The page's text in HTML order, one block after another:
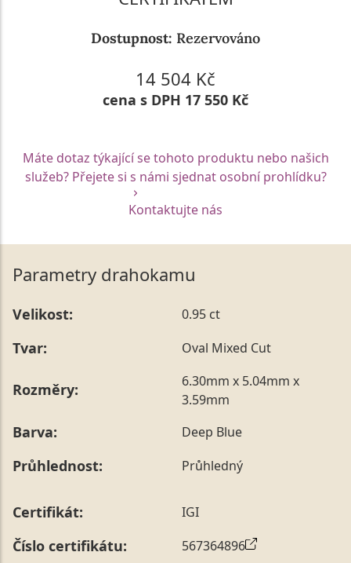
Dostupnost: Rezervováno
14 504 Kč
cena s DPH 17 550 Kč
Máte dotaz týkající se tohoto produktu nebo našich
služeb? Přejete si s námi sjednat osobní prohlídku?
Kontaktujte nás
Parametry drahokamu
Velikost: 0.95 ct
Tvar: Oval Mixed Cut
Rozměry:
6.30mm x 5.04mm x
3.59mm
Barva: Deep Blue
Průhlednost: Průhledný
Certifikát: IGI
Číslo certifikátu: 567364896